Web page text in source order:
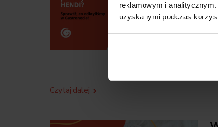
reklamowym i
uzyskanymi podczas
w
Czytaj dalej